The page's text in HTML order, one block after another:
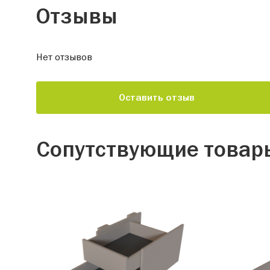
Отзывы
Нет отзывов
Оставить отзыв
Сопутствующие